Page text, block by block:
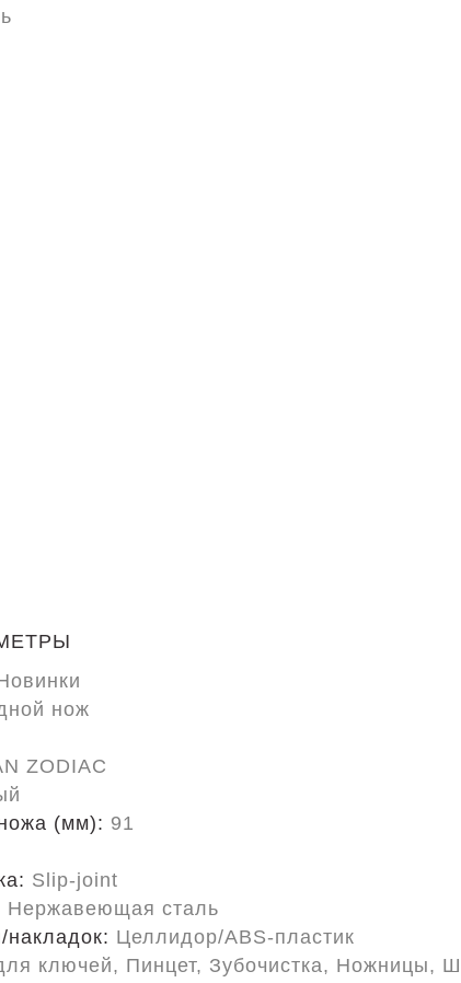
нож
ZODIAC
(мм): 91
Slip-joint
Нержавеющая сталь
накладок: Целлидор/ABS-пластик
ключей, Пинцет, Зубочистка, Ножницы,